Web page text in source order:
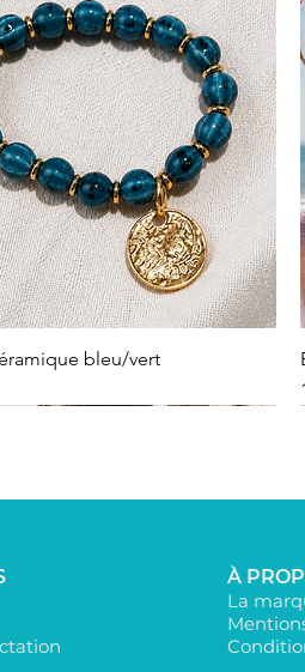
bleu/vert
À
La